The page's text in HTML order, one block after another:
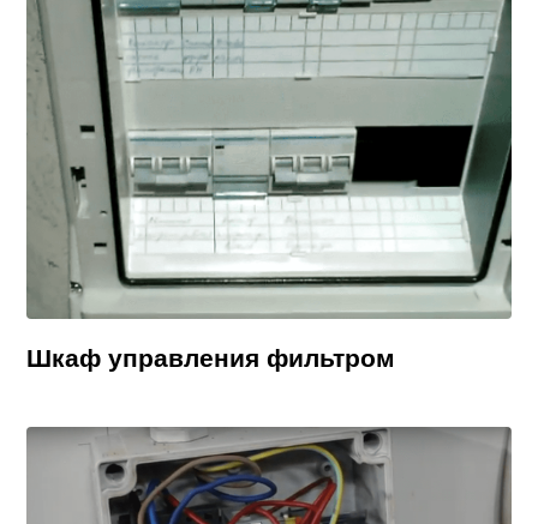
Шкаф управления фильтром